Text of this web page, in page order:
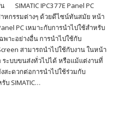
SIMATIC IPC377E Panel PC
หกรรมต่างๆ ด้วยดีไซน์ทันสมัย หน้า
PC เหมาะกับการนำไปใช้สำหรับ
พาะอย่างอื่น การนำไปใช้กับ
สามารถนำไปใช้กับงาน ในหน้า
ะบบขนส่งทั่วไปได้ หรือแม้แต่งานที่
สะดวกต่อการนำไปใช้ร่วมกับ
บ SIMATIC…